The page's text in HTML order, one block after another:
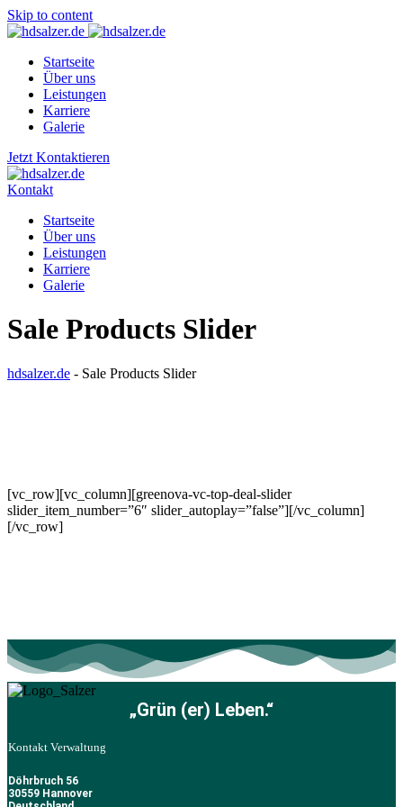
Skip to content
Startseite
Über uns
Leistungen
Karriere
Galerie
Jetzt Kontaktieren
Kontakt
Startseite
Über uns
Leistungen
Karriere
Galerie
Sale Products Slider
hdsalzer.de - Sale Products Slider
[vc_row][vc_column][greenova-vc-top-deal-slider
slider_item_number=”6″ slider_autoplay=”false”][/vc_column]
[/vc_row]
„Grün (er) Leben.“
Kontakt Verwaltung
Döhrbruch 56
30559 Hannover